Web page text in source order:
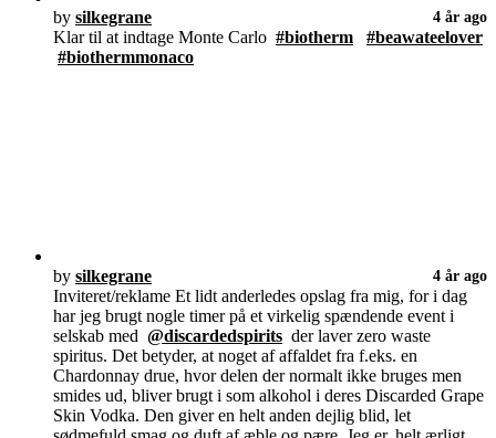
by silkegrane 4 år ago
Klar til at indtage Monte Carlo #biotherm
#beawateelover
#biothermmonaco
by silkegrane 4 år ago
Inviteret/reklame Et lidt anderledes opslag fra mig, for i dag
har jeg brugt nogle timer på et virkelig spændende event i
selskab med @discardedspirits der laver zero waste
spiritus. Det betyder, at noget af affaldet fra f.eks. en
Chardonnay drue, hvor delen der normalt ikke bruges men
smides ud, bliver brugt i som alkohol i deres Discarded Grape
Skin Vodka. Den giver en helt anden dejlig blid, let